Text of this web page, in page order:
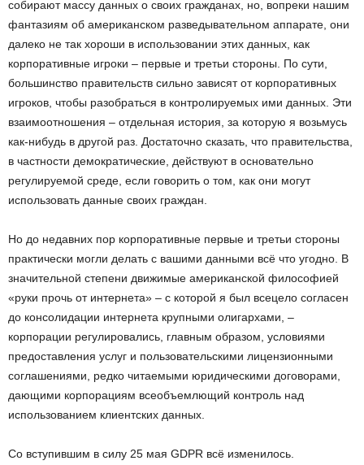
собирают массу данных о своих гражданах, но, вопреки нашим
фантазиям об американском разведывательном аппарате, они
далеко не так хороши в использовании этих данных, как
корпоративные игроки – первые и третьи стороны. По сути,
большинство правительств сильно зависят от корпоративных
игроков, чтобы разобраться в контролируемых ими данных. Эти
взаимоотношения – отдельная история, за которую я возьмусь
как-нибудь в другой раз. Достаточно сказать, что правительства,
в частности демократические, действуют в основательно
регулируемой среде, если говорить о том, как они могут
использовать данные своих граждан.
Но до недавних пор корпоративные первые и третьи стороны
практически могли делать с вашими данными всё что угодно. В
значительной степени движимые американской философией
«руки прочь от интернета» – с которой я был всецело согласен
до консолидации интернета крупными олигархами, –
корпорации регулировались, главным образом, условиями
предоставления услуг и пользовательскими лицензионными
соглашениями, редко читаемыми юридическими договорами,
дающими корпорациям всеобъемлющий контроль над
использованием клиентских данных.
Со вступившим в силу 25 мая GDPR всё изменилось.